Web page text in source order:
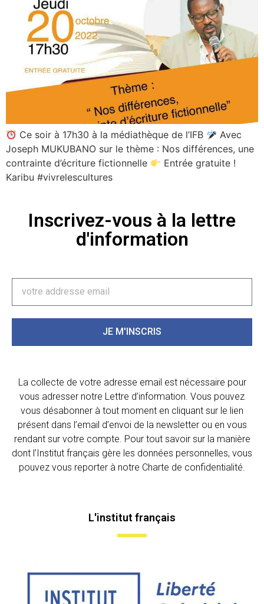
Ce soir à 17h30 à la médiathèque de l’IFB
Avec
Joseph MUKUBANO sur le thème : Nos différences, une
contrainte d’écriture fictionnelle
Entrée gratuite !
Karibu #vivrelescultures
Inscrivez-vous à la lettre
d'information
JE M'INSCRIS
La collecte de votre adresse email est nécessaire pour
vous adresser notre Lettre d’information. Vous pouvez
vous désabonner à tout moment en cliquant sur le lien
présent dans l’email d’envoi de la newsletter ou en vous
rendant sur votre compte. Pour tout savoir sur la manière
dont l’Institut français gère les données personnelles, vous
pouvez vous reporter à notre Charte de confidentialité.
L'institut français